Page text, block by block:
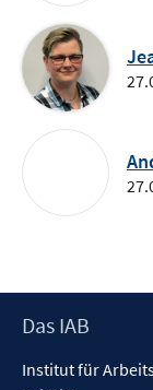
Footer
Das IAB
Institut für